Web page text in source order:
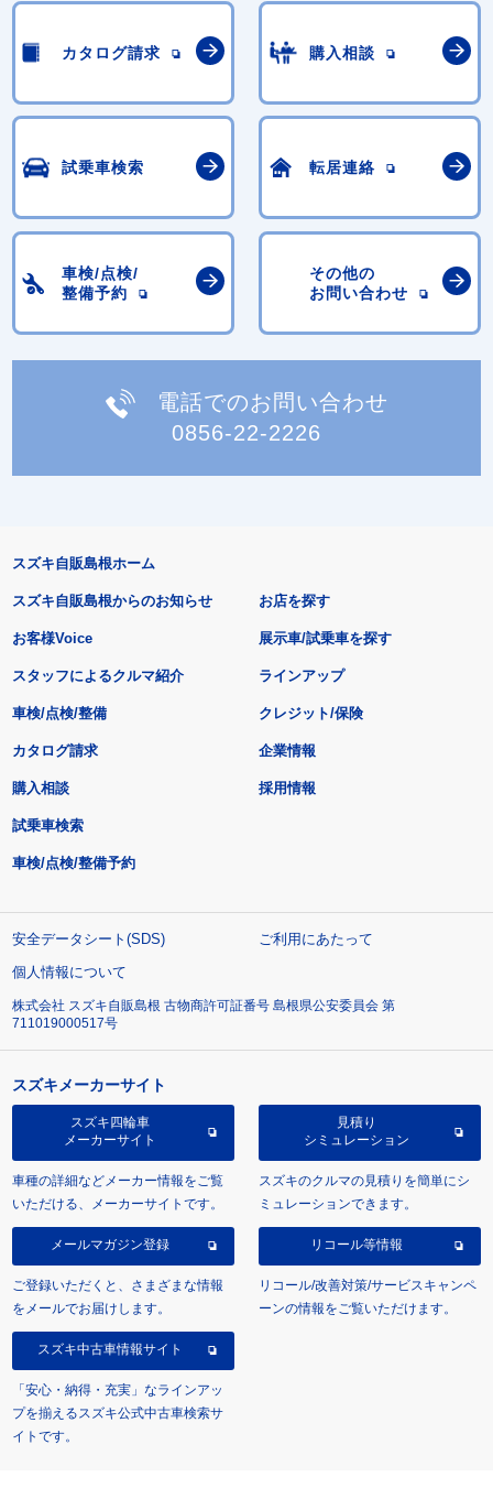
カタログ請求 購入相談
試乗車検索 転居連絡
車検/点検/
整備予約
その他の
お問い合わせ
電話でのお問い合わせ
0856-22-2226
スズキ自販島根ホーム
スズキ自販島根からのお知らせ
お客様Voice
スタッフによるクルマ紹介
お店を探す
展示車/試乗車を探す
ラインアップ
車検/点検/整備 クレジット/保険
カタログ請求
購入相談
試乗車検索
車検/点検/整備予約
企業情報
採用情報
安全データシート(SDS)
ご利用にあたって
個人情報について
株式会社 スズキ自販島根 古物商許可証番号 島根県公安委員会 第
711019000517号
スズキメーカーサイト
スズキ四輪車
メーカーサイト
車種の詳細などメーカー情報をご覧
いただける、メーカーサイトです。
見積り
シミュレーション
スズキのクルマの見積りを簡単にシ
ミュレーションできます。
メールマガジン登録
ご登録いただくと、さまざまな情報
をメールでお届けします。
リコール等情報
リコール/改善対策/サービスキャンペ
ーンの情報をご覧いただけます。
スズキ中古車情報サイト
「安心・納得・充実」なラインアッ
プを揃えるスズキ公式中古車検索サ
イトです。